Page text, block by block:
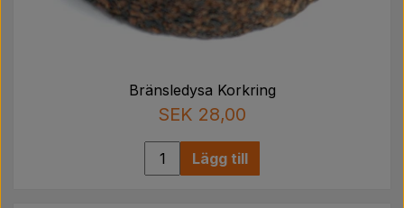
Bränsledysa Korkring
SEK 28,00
Lägg till